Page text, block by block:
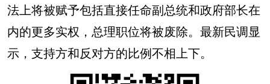
法上将被赋予包括直接任命副总统和政府部长在
内的更多实权，总理职位将被废除。最新民调显
示，支持方和反对方的比例不相上下。